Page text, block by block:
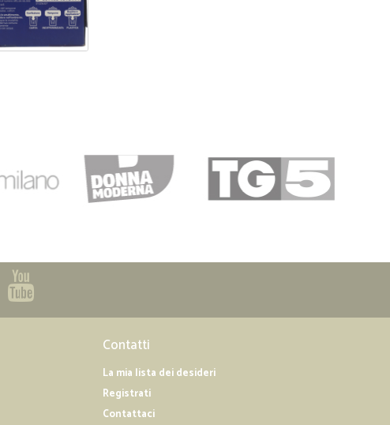
Contatti
La mia lista dei desideri
Registrati
Contattaci